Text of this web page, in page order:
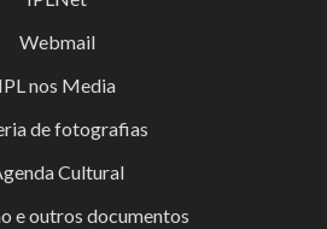
Webmail
IPL nos Media
de fotografias
Cultural
e outros documentos